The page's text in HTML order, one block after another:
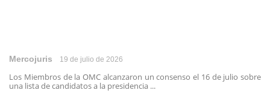
Mercojuris 19 de julio de 2026
Los Miembros de la OMC alcanzaron un consenso el 16 de julio sobre
una lista de candidatos a la presidencia ...